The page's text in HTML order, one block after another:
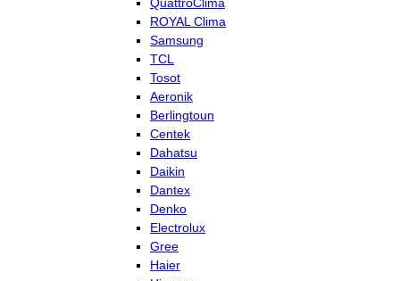
QuattroClima
ROYAL Clima
Samsung
TCL
Tosot
Aeronik
Berlingtoun
Centek
Dahatsu
Daikin
Dantex
Denko
Electrolux
Gree
Haier